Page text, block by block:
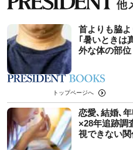
首よりも脇
｢暑いときは
外な体の部位
トップページへ
恋愛､結婚､
×28年追跡調
視できない関